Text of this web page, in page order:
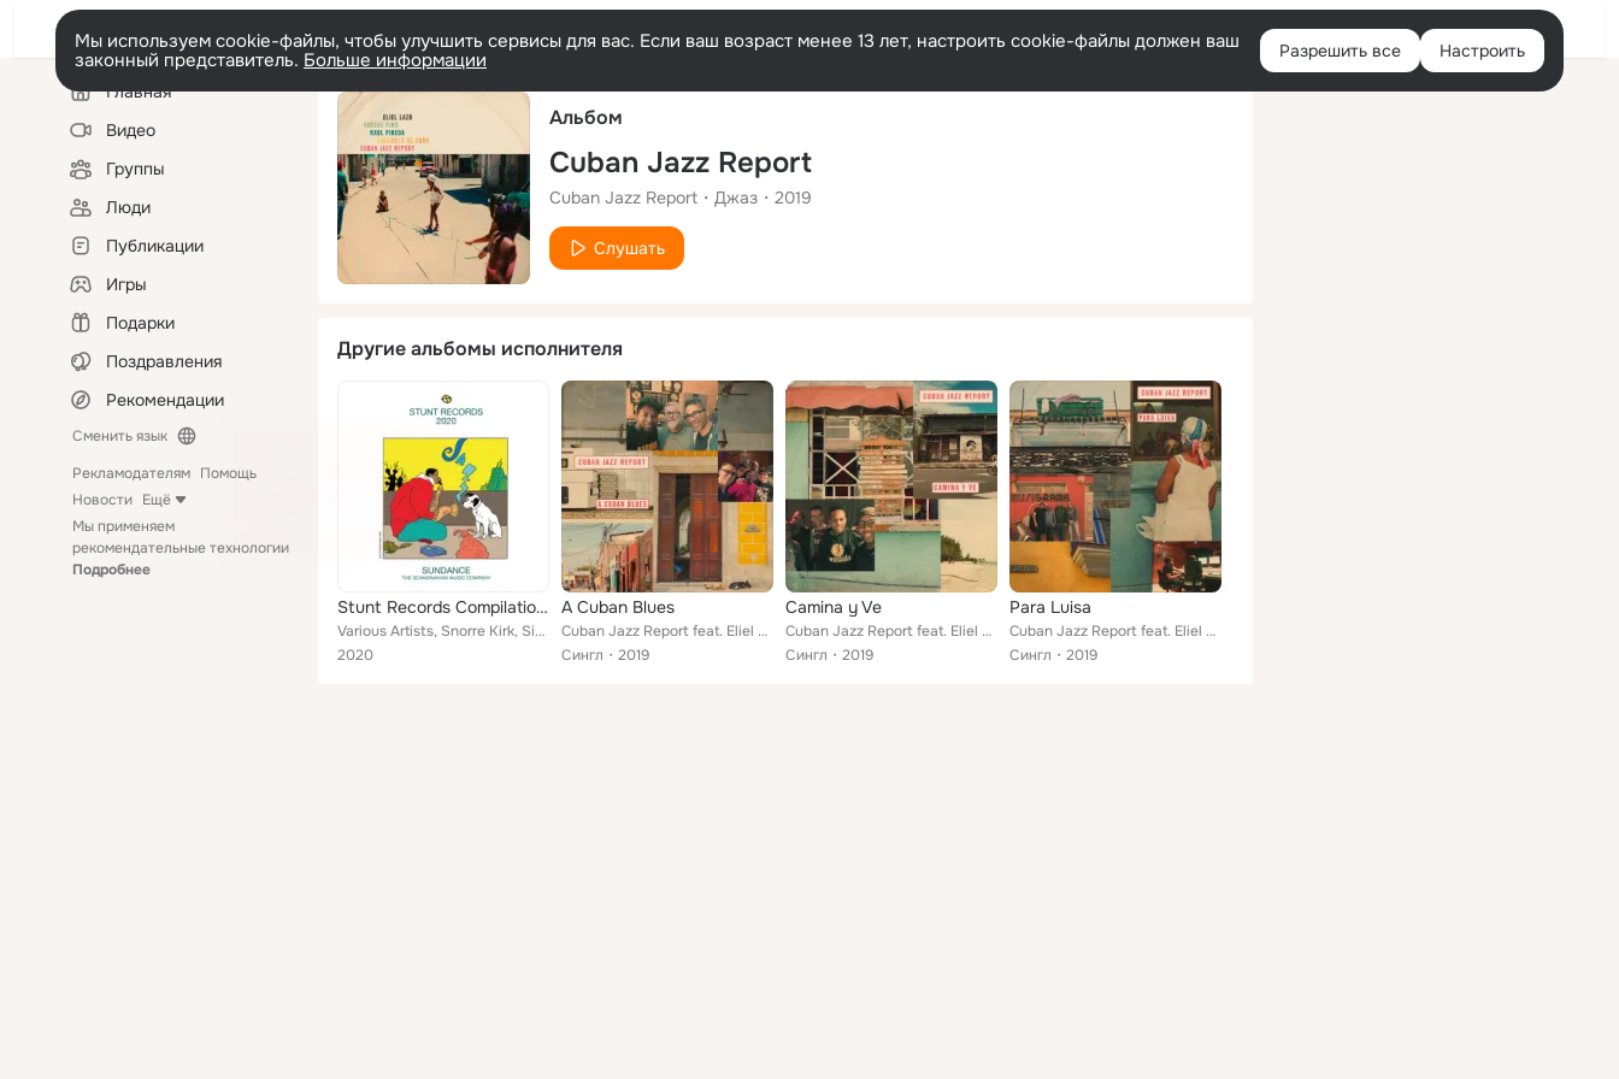
Русский Войти
Мы используем cookie-файлы, чтобы улучшить сервисы для вас. Если ваш возраст менее 13 лет, настроить cookie-файлы должен ваш
законный представитель. Больше информации Разрешить все Настроить
Левая
колонкаГлавная
Видео
Группы
Люди
Публикации
Игры
Подарки
Поздравления
Рекомендации
Сменить язык
Рекламодателям Помощь
Новости Ещё
Мы применяем
рекомендательные технологии
Подробнее
Альбом
Cuban Jazz Report
Cuban Jazz Report Джаз 2019
Слушать
Другие альбомы исполнителя
Stunt Records Compilation 2020, Vol. 28
Various Artists, Snorre Kirk, Sinne Eeg, Caroline Henderson, Carsten Meinert, MaLuBa Orchestra, Kira Skov, Jesper Thilo, Peter R...
2020
A Cuban Blues
Cuban Jazz Report feat. Eliel Lazo, Yasser Pino, Raul Pineda, Caramelo de Cuba
Сингл
2019
Camina y Ve
Cuban Jazz Report feat. Eliel Lazo, Yasser Pino, Raul Pineda, Caramelo de Cuba
Сингл
2019
Para Luisa
Cuban Jazz Report feat. Eliel Lazo, Yasser Pino, Raul Pineda, Caramelo de Cuba
Сингл
2019